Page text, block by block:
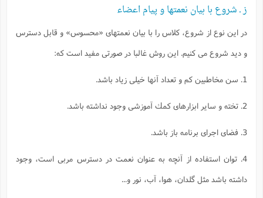
ز ـ شروع با بيان نعمتها و پيام اعضاء
در اين نوع از شروع، كلاس را با بيان نعمتهاى «محسوس» و قابل دسترس
و ديد شروع مى كنيم. اين روش غالبا در صورتى مفيد است كه:
1. سن مخاطبين كم و تعداد آنها خيلى زياد باشد.
2. تخته و ساير ابزارهاى كمك آموزشى وجود نداشته باشد.
3. فضاى اجراى برنامه باز باشد.
4. توان استفاده از آنچه به عنوان نعمت در دسترس مربى است، وجود
داشته باشد مثل گلدان، هوا، آب، نور و...